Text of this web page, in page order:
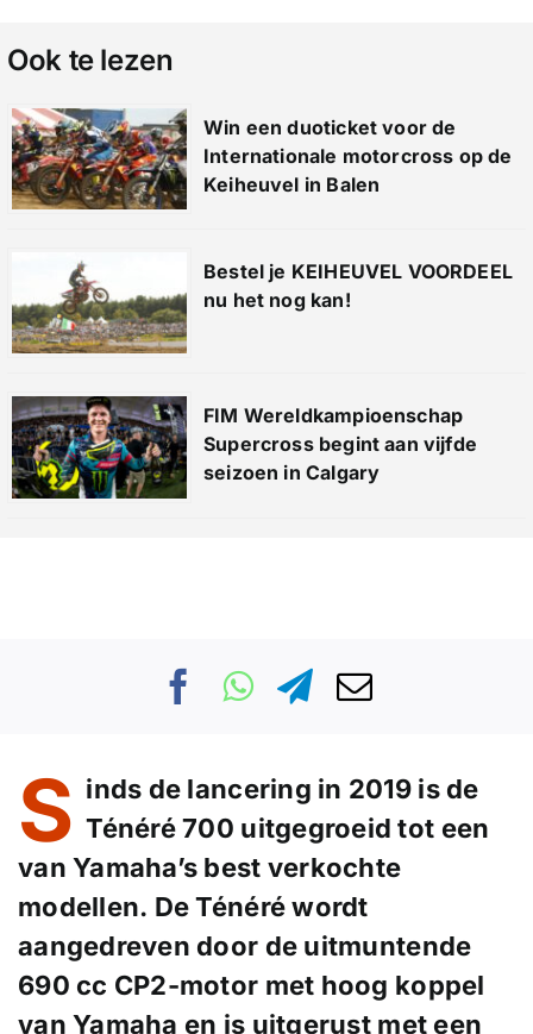
Ook te lezen
Win een duoticket voor de
Internationale motorcross op de
Keiheuvel in Balen
Bestel je KEIHEUVEL VOORDEEL
nu het nog kan!
FIM Wereldkampioenschap
Supercross begint aan vijfde
seizoen in Calgary
S inds de lancering in 2019 is de
Ténéré 700 uitgegroeid tot een
van Yamaha’s best verkochte
modellen. De Ténéré wordt
aangedreven door de uitmuntende
690 cc CP2-motor met hoog koppel
van Yamaha en is uitgerust met een